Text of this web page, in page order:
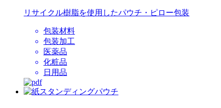
リサイクル樹脂を使用したパウチ・ピロー包装
包装材料
包装加工
医薬品
化粧品
日用品